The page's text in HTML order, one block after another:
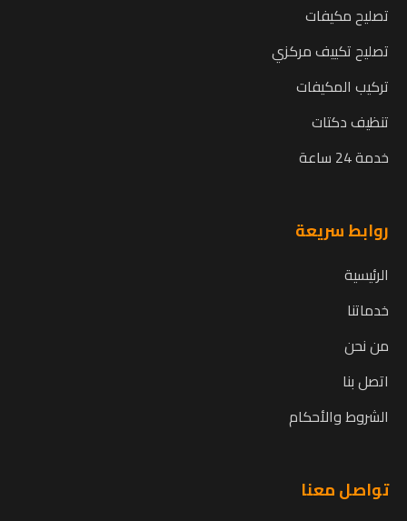
تصليح مكيفات
تصليح تكييف مركزي
تركيب المكيفات
تنظيف دكتات
خدمة 24 ساعة
روابط سريعة
الرئيسية
خدماتنا
من نحن
اتصل بنا
الشروط والأحكام
تواصل معنا